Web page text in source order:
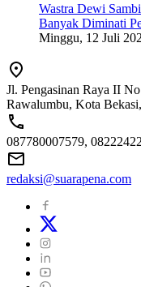
Wastra Dewi
Banyak Diminati
Minggu, 12 Juli
Jl. Pengasinan Raya II
Rawalumbu, Kota
087780007579,
redaksi@suarapena.com